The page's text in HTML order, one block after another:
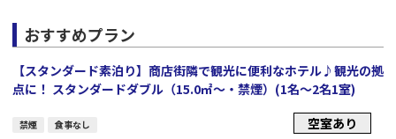
おすすめプラン
【スタンダード素泊り】商店街隣で観光に便利なホテル♪観光の拠
点に！ スタンダードダブル（15.0㎡～・禁煙）(1名～2名1室)
禁煙 食事なし 空室あり